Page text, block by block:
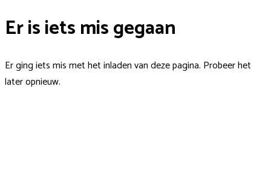
Er is iets mis gegaan
Er ging iets mis met het inladen van deze pagina. Probeer het
later opnieuw.